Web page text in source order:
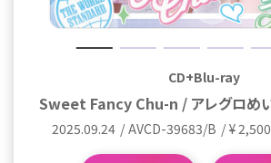
CD+Blu-ray
Sweet Fancy Chu-n / アレグロめ
2025.09.24 AVCD-39683/B ¥
CD+Blu-ray
アレグロめいてるランナップ /
2025.09.24 AVCD-39684/B ¥
CD
Sweet Fancy Chu-n / アレグロめ
2025.09.24 AVCD-39685 ¥1,300
CD
アレグロめいてるランナップ /
2025.09.24 AVCD-39686 ¥1,300
CD
Sweet Fancy Chu-n / アレグロめい
イベント会場限定盤）
2025.09.24 AVC1-39687
¥1,100
CD
アレグロめいてるランナップ /
イベント会場限定盤）
2025.09.24 AVC1-39688
¥1,100